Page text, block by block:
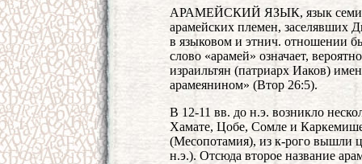
АРАМЕЙСКИЙ ЯЗЫК, язык
арамейских племен, заселявших
в языковом и этнич. отношении
слово «арамей» означает,
израильтян (патриарх Иаков)
арамеянином» (Втор 26:5).
В 12-11 вв. до н.э. возникло
Хамате, Цобе, Сомле и
(Месопотамия), из к-рого вышли
н.э.). Отсюда второе название